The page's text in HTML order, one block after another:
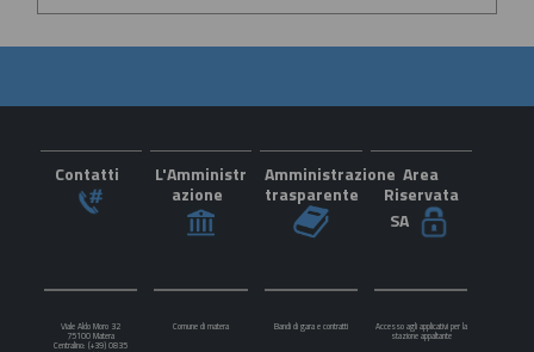
Contatti
L'Amministr
azione
Amministrazione
trasparente
Area
Riservata
SA
Viale Aldo Moro 32
75100 Matera
Centralino: (+39) 0835
Comune di matera Bandi di gara e contratti Accesso agli applicativi per la
stazione appaltante